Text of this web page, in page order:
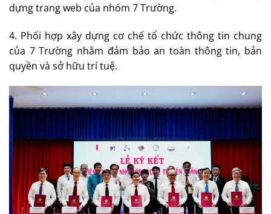
dựng trang web của nhóm 7 Trường.
4. Phối hợp xây dựng cơ chế tổ chức thông tin chung
của 7 Trường nhằm đảm bảo an toàn thông tin, bản
quyền và sở hữu trí tuệ.